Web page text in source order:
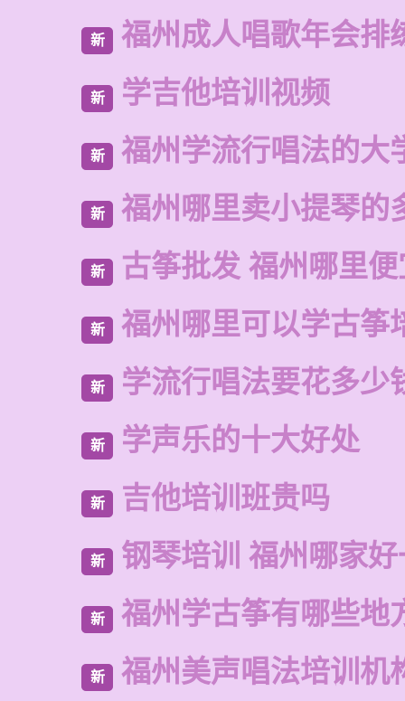
新 福州成人唱歌年会排
新 学吉他培训视频
新 福州学流行唱法的大
新 福州哪里卖小提琴的
新 古筝批发 福州哪里
新 福州哪里可以学古筝
新 学流行唱法要花多少
新 学声乐的十大好处
新 吉他培训班贵吗
新 钢琴培训 福州哪家
新 福州学古筝有哪些地
新 福州美声唱法培训机